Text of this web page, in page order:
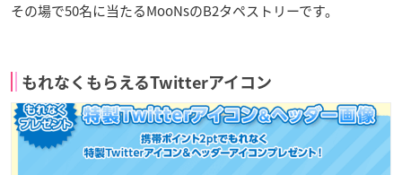
その場で50名に当たるMooNsのB2タペストリーです。
もれなくもらえるTwitterアイコン